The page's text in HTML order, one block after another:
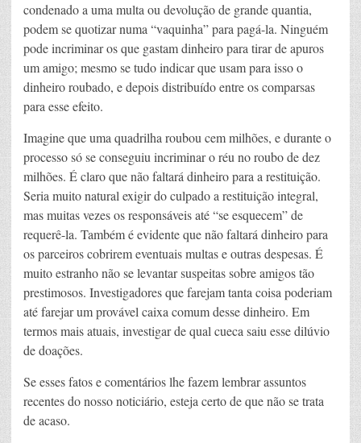
condenado a uma multa ou devolução de grande quantia,
podem se quotizar numa “vaquinha” para pagá-la. Ninguém
pode incriminar os que gastam dinheiro para tirar de apuros
um amigo; mesmo se tudo indicar que usam para isso o
dinheiro roubado, e depois distribuído entre os comparsas
para esse efeito.
Imagine que uma quadrilha roubou cem milhões, e durante o
processo só se conseguiu incriminar o réu no roubo de dez
milhões. É claro que não faltará dinheiro para a restituição.
Seria muito natural exigir do culpado a restituição integral,
mas muitas vezes os responsáveis até “se esquecem” de
requerê-la. Também é evidente que não faltará dinheiro para
os parceiros cobrirem eventuais multas e outras despesas. É
muito estranho não se levantar suspeitas sobre amigos tão
prestimosos. Investigadores que farejam tanta coisa poderiam
até farejar um provável caixa comum desse dinheiro. Em
termos mais atuais, investigar de qual cueca saiu esse dilúvio
de doações.
Se esses fatos e comentários lhe fazem lembrar assuntos
recentes do nosso noticiário, esteja certo de que não se trata
de acaso.